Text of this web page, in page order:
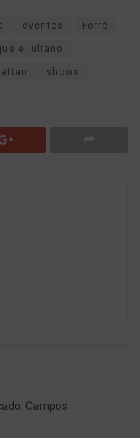
eventos Forró
e juliano
shows
Campos